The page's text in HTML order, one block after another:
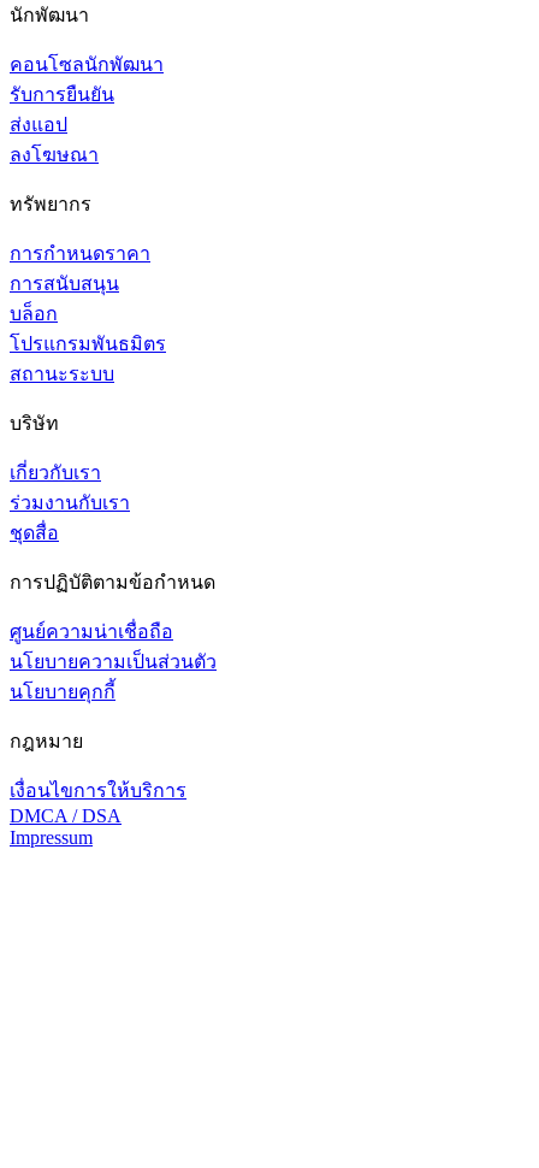
นักพัฒนา
คอนโซลนักพัฒนา
รับการยืนยัน
ส่งแอป
ลงโฆษณา
ทรัพยากร
การกำหนดราคา
การสนับสนุน
บล็อก
โปรแกรมพันธมิตร
สถานะระบบ
บริษัท
เกี่ยวกับเรา
ร่วมงานกับเรา
ชุดสื่อ
การปฏิบัติตามข้อกำหนด
ศูนย์ความน่าเชื่อถือ
นโยบายความเป็นส่วนตัว
นโยบายคุกกี้
กฎหมาย
เงื่อนไขการให้บริการ
DMCA / DSA
Impressum